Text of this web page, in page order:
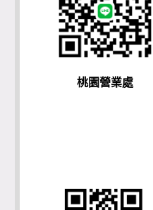
桃園營業處